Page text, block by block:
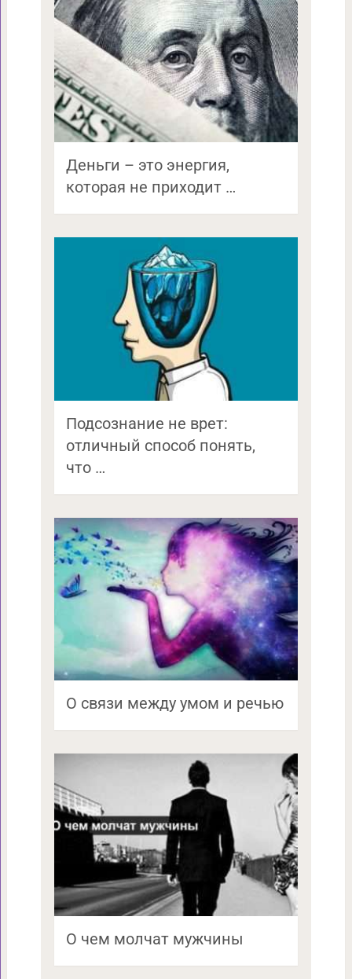
Деньги – это энергия,
которая не приходит …
Подсознание не врет:
отличный способ понять,
что …
О связи между умом и речью
О чем молчат мужчины